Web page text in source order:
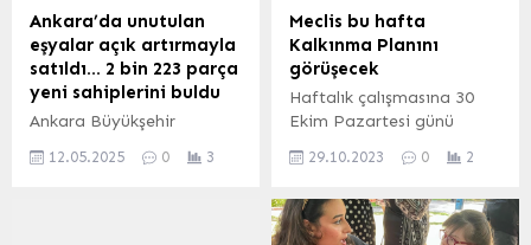
şüpheli gözaltına alındı. İl
Emniyet Müdürlüğü
Narkotik Suçlarla
Mücadele Şubesi
ekiplerince uyuşturucu
ticareti yapanlara yönelik
operasyonları devam
gelişmekte olan yeni nesil
teknolojilere yönelik
yatırım kararlarında
sürdürülebilirliğin temel bir
etken olarak öne çıktığını
gösteriyor. Türkiye’den
yoğun bir katılımın olduğu
Ankara’da unutulan
eşyalar açık artırmayla
satıldı… 2 bin 223 parça
yeni sahiplerini buldu
Ankara Büyükşehir
Metro ve otobüslerde
12.05.2025 0 3
Meclis bu hafta
Kalkınma Planını
görüşecek
Haftalık çalışmasına 30
Ekim Pazartesi günü
TBMM Genel Kurulu’nda
Planı’nın görüşülmesi
planlanıyor. ANKARA
29.10.2023 0 2